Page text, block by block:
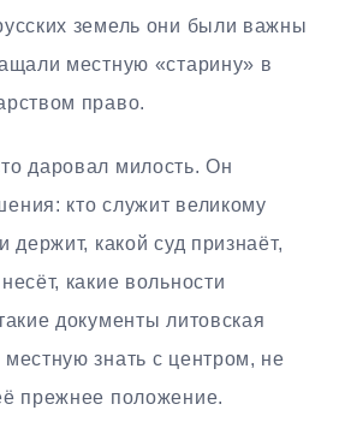
земель они были важны
местную «старину» в
право.
даровал милость. Он
кто служит великому
держит, какой суд признаёт,
какие вольности
документы литовская
знать с центром, не
прежнее положение.